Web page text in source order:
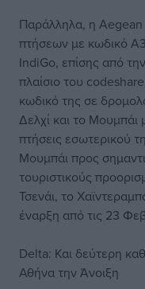
Παράλληλα, η Aegean
πτήσεων με κωδικό
IndiGo, επίσης από
πλαίσιο του
κωδικό της σε
Δελχί και το
πτήσεις εσωτερικού
Μουμπάι προς
τουριστικούς
Τσενάι, το
έναρξη από τις 23
Delta: Και δεύτερη
Αθήνα την Άνοιξη